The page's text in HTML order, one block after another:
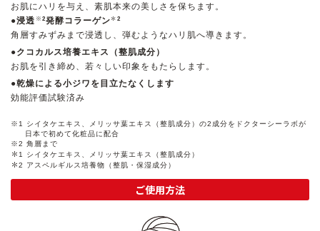
ゲル クリーム
UVケア
商品カテゴリーから探す TOP
プロダクトラインから探す
お肌にハリを与え、素肌本来の美しさを保ちます。
●浸透 ※ 2発酵コラーゲン＊ 2
角層すみずみまで浸透し、弾むようなハリ肌へ導きます。
●クコカルス培養エキス（整肌成分）
お肌を引き締め、若々しい印象をもたらします。
●乾燥による小ジワを目立たなくします
効能評価試験済み
※1 シイタケエキス、メリッサ葉エキス（整肌成分）の2成分をドクターシーラボが
日本で初めて化粧品に配合
※2 角層まで
＊ 1 シイタケエキス、メリッサ葉エキス（整肌成分）
＊2 アスペルギルス培養物（整肌・保湿成分）
ご使用方法